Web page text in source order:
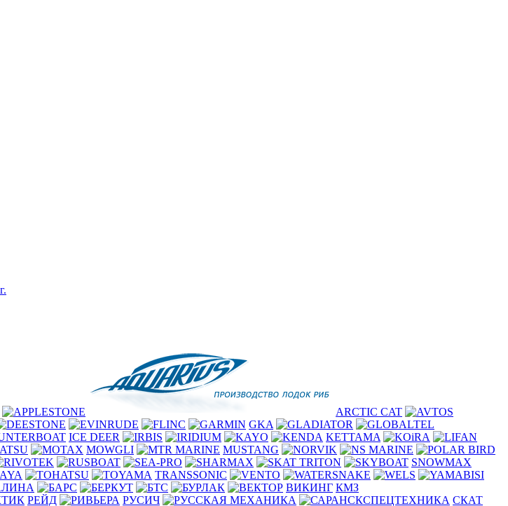
ARCTIC CAT
GKA
ICE DEER
KETTAMA
MOWGLI
MUSTANG
SNOWMAX
TRANSSONIC
ВИКИНГ КМЗ
РЕЙД
РУСИЧ СКАТ